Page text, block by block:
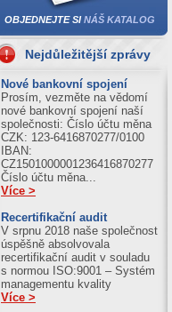
04.08.2026
Al = 420.89
Cu = 1250.39
Al = 411.21
Cu = 1245.59
OBJEDNEJTE SINÁŠ KATALOG
Nejdůležitější zprávy
Nové bankovní spojení
Prosím, vezměte na vědomí
nové bankovní spojení naší
společnosti: Číslo účtu měna
CZK: 123-6416870277/0100
IBAN:
CZ1501000001236416870277
Číslo účtu měna...
Více >
Recertifikační audit
V srpnu 2018 naše společnost
úspěšně absolvovala
recertifikační audit v souladu
s normou ISO:9001 – Systém
managementu kvality
Více >